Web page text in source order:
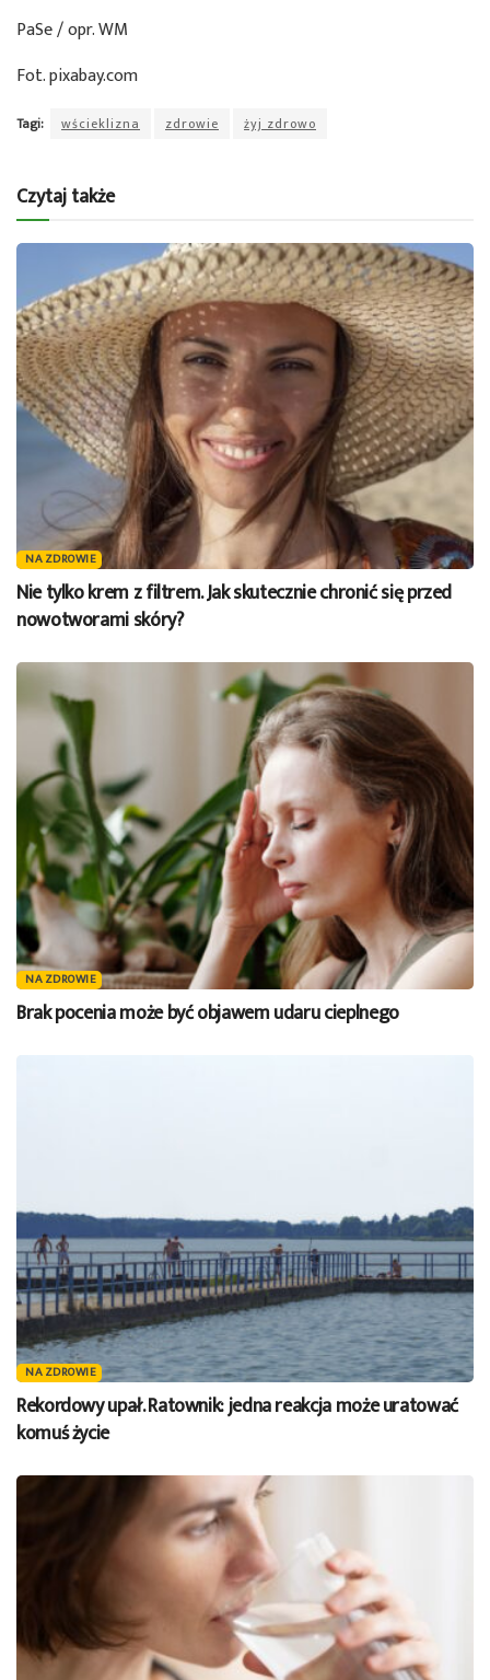
PaSe / opr. WM
Fot. pixabay.com
Tagi: wścieklizna zdrowie żyj zdrowo
Czytaj także
NA ZDROWIE
Nie tylko krem z filtrem. Jak skutecznie chronić się przed
nowotworami skóry?
NA ZDROWIE
Brak pocenia może być objawem udaru cieplnego
NA ZDROWIE
Rekordowy upał. Ratownik: jedna reakcja może uratować
komuś życie